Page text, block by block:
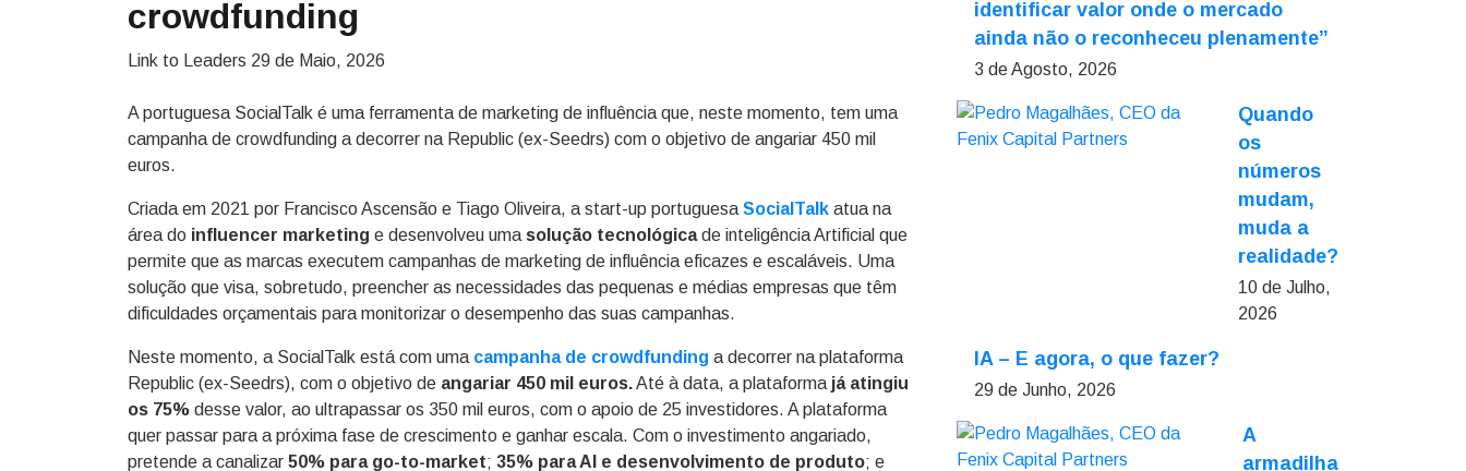
crowdfunding
Link to Leaders 29 de Maio, 2026
A portuguesa SocialTalk é uma ferramenta de marketing de influência que, neste momento, tem uma
campanha de crowdfunding a decorrer na Republic (ex-Seedrs) com o objetivo de angariar 450 mil
euros.
Criada em 2021 por Francisco Ascensão e Tiago Oliveira, a start-up portuguesa SocialTalk atua na
área do influencer marketing e desenvolveu uma solução tecnológicade inteligência Artificial que
permite que as marcas executem campanhas de marketing de influência eficazes e escaláveis. Uma
solução que visa, sobretudo, preencher as necessidades das pequenas e médias empresas que têm
dificuldades orçamentais para monitorizar o desempenho das suas campanhas.
Neste momento, a SocialTalk está com uma campanha de crowdfunding a decorrer na plataforma
Republic (ex-Seedrs), com o objetivo de angariar 450 mil euros.Até à data, a plataforma já atingiu
os 75% desse valor, ao ultrapassar os 350 mil euros, com o apoio de 25 investidores. A plataforma
quer passar para a próxima fase de crescimento e ganhar escala. Com o investimento angariado,
pretende a canalizar 50% para go-to-market; 35% para AI e desenvolvimento de produto; e
identificar valor onde o mercado
ainda não o reconheceu plenamente”
3 de Agosto, 2026
Quando
os
números
mudam,
muda a
realidade?
10 de Julho,
2026
IA – E agora, o que fazer?
29 de Junho, 2026
A
armadilha